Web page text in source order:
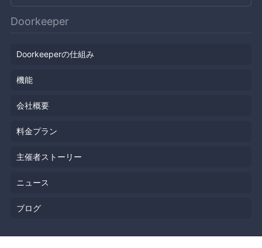
Doorkeeper
Doorkeeperの仕組み
機能
会社概要
料金プラン
主催者ストーリー
ニュース
ブログ